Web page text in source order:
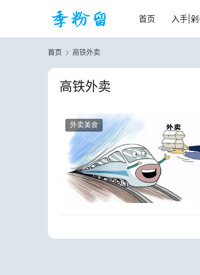
首页 入手|
首页 高铁外卖
高铁外卖
外卖美食